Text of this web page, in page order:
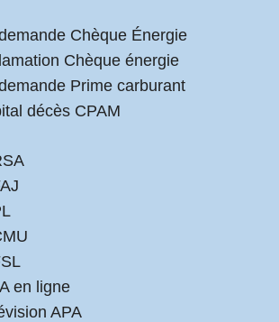
Chèque Énergie
Chèque énergie
Prime carburant
décès CPAM
en ligne
APA